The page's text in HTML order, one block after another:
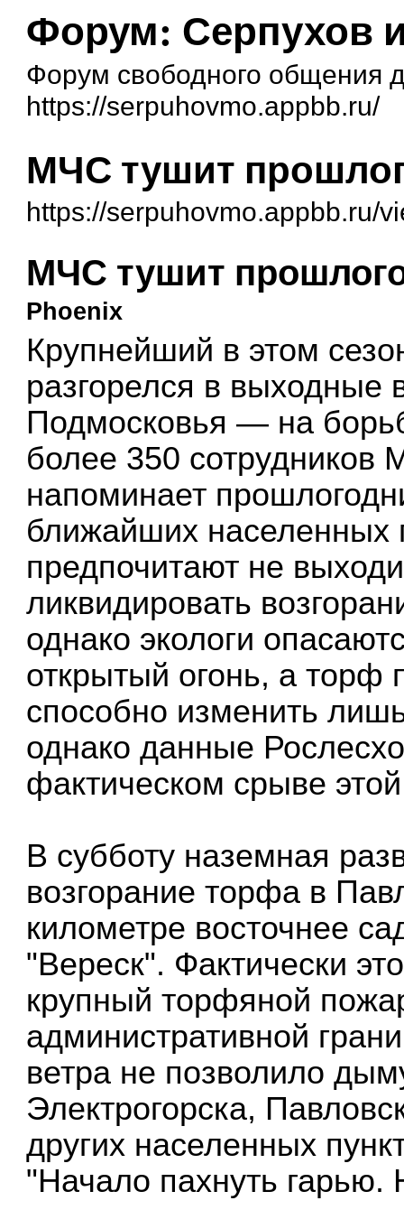
Форум: Серпухов
Форум свободного общения
https://serpuhovmo.appbb.ru/
МЧС тушит
https://serpuhovmo.appbb.ru/
МЧС тушит
Phoenix
Крупнейший в этом
разгорелся в
Подмосковья — на
более 350
напоминает
ближайших населенных
предпочитают не
ликвидировать
однако экологи
открытый огонь, а торф
способно изменить
однако данные
фактическом срыве
В субботу наземная
возгорание торфа в
километре восточнее
"Вереск". Фактически
крупный торфяной
административной
ветра не позволило
Электрогорска,
других населенных
"Начало пахнуть